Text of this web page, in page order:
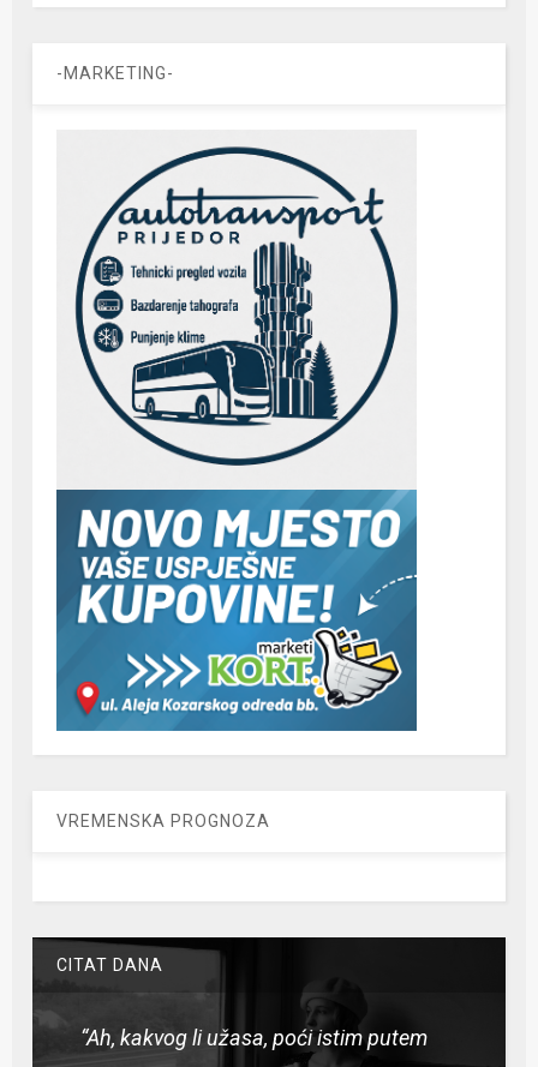
-MARKETING-
VREMENSKA PROGNOZA
CITAT DANA
“Ah, kakvog li užasa, poći istim putem